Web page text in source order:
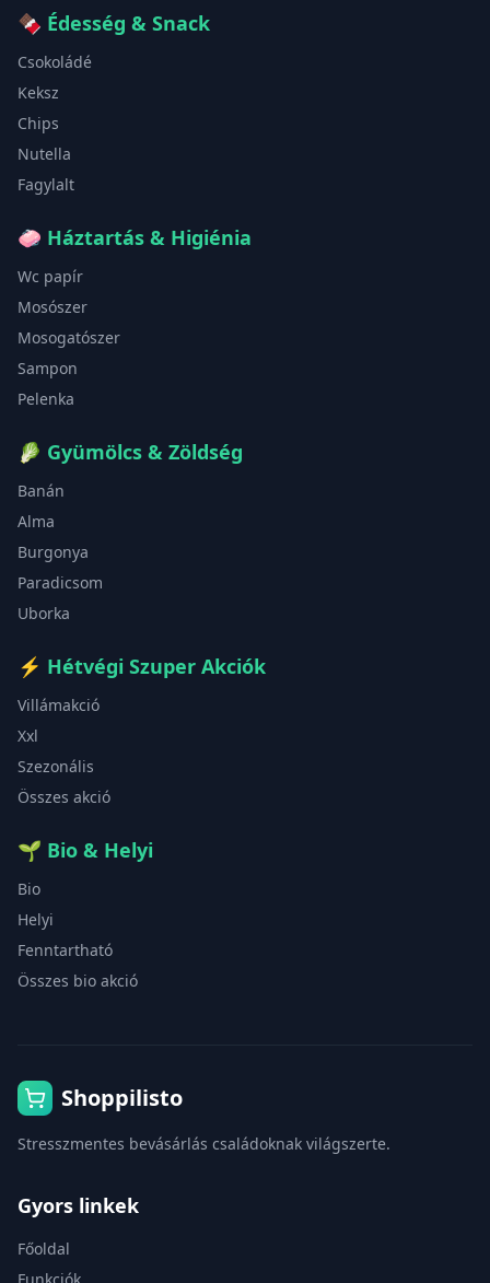
🍫 Édesség & Snack
Csokoládé
Keksz
Chips
Nutella
Fagylalt
🧼 Háztartás & Higiénia
Wc papír
Mosószer
Mosogatószer
Sampon
Pelenka
🥬 Gyümölcs & Zöldség
Banán
Alma
Burgonya
Paradicsom
Uborka
⚡ Hétvégi Szuper Akciók
Villámakció
Xxl
Szezonális
Összes akció
🌱 Bio & Helyi
Bio
Helyi
Fenntartható
Összes bio akció
Shoppilisto
Stresszmentes bevásárlás családoknak világszerte.
Gyors linkek
Főoldal